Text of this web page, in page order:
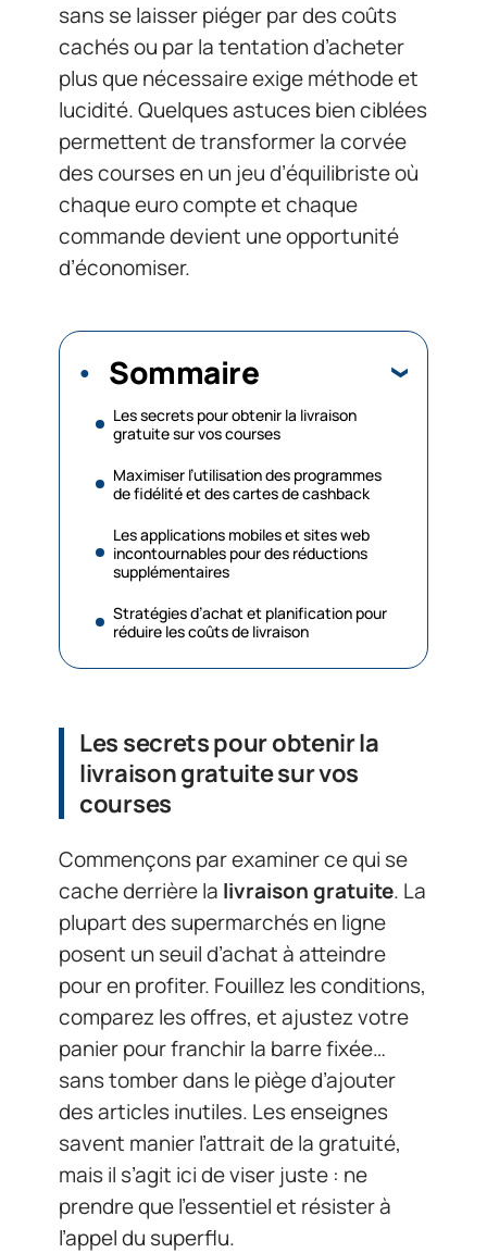
sans se laisser piéger par des coûts
cachés ou par la tentation d’acheter
plus que nécessaire exige méthode et
lucidité. Quelques astuces bien ciblées
permettent de transformer la corvée
des courses en un jeu d’équilibriste où
chaque euro compte et chaque
commande devient une opportunité
d’économiser.
Sommaire
Les secrets pour obtenir la livraison
gratuite sur vos courses
Maximiser l’utilisation des programmes
de fidélité et des cartes de cashback
Les applications mobiles et sites web
incontournables pour des réductions
supplémentaires
Stratégies d’achat et planification pour
réduire les coûts de livraison
Les secrets pour obtenir la
livraison gratuite sur vos
courses
Commençons par examiner ce qui se
cache derrière la livraison gratuite. La
plupart des supermarchés en ligne
posent un seuil d’achat à atteindre
pour en profiter. Fouillez les conditions,
comparez les offres, et ajustez votre
panier pour franchir la barre fixée…
sans tomber dans le piège d’ajouter
des articles inutiles. Les enseignes
savent manier l’attrait de la gratuité,
mais il s’agit ici de viser juste : ne
prendre que l’essentiel et résister à
l’appel du superflu.